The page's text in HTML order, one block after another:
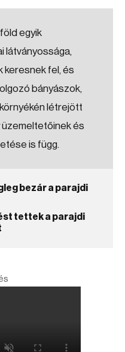
egyik
látványossága,
keresnek fel, és
bányászok,
létrejött
és
is függ.
bezár a parajdi
tettek a parajdi